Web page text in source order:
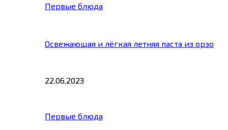
Первые блюда
Освежающая и лёгкая летняя паста из орзо
22.06.2023
Первые блюда